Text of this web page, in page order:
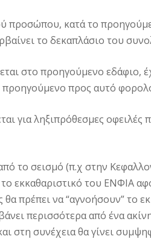
προσώπου, κατά το
το δεκαπλάσιο του
στο προηγούμενο εδάφιο,
προς αυτό
για ληξιπρόθεσμες οφειλές
το σεισμό (π.χ στην
εκκαθαριστικό του ΕΝΦΙΑ
πρέπει να “αγνοήσουν” το
περισσότερα από ένα
στη συνέχεια θα γίνει